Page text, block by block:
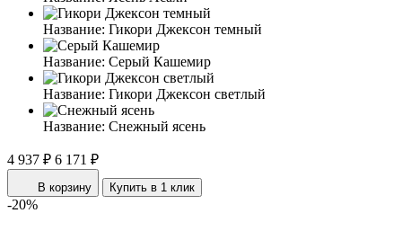
Название: Гикори Джексон темный
Название: Серый Кашемир
Название: Гикори Джексон светлый
Название: Снежный ясень
4 937 ₽ 6 171 ₽
В корзину Купить в 1 клик
-20%